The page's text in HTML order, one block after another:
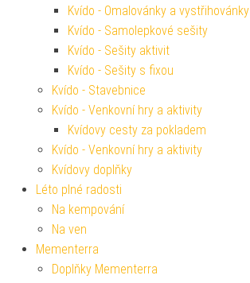
Kvído - Omalovánky a vystřihovánky
Kvído - Samolepkové sešity
Kvído - Sešity aktivit
Kvído - Sešity s fixou
Kvído - Stavebnice
Kvído - Venkovní hry a aktivity
Kvídovy cesty za pokladem
Kvído - Venkovní hry a aktivity
Kvídovy doplňky
Léto plné radosti
Na kempování
Na ven
Mementerra
Doplňky Mementerra